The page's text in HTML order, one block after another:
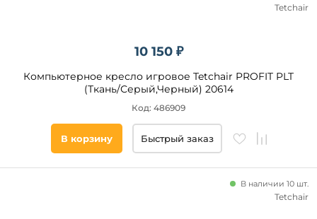
10 150 ₽
Компьютерное кресло игровое Tetchair PROFIT PLT
(Ткань/Серый,Черный) 20614
Код: 486909
Tetchair
В корзину Быстрый заказ
В наличии 10 шт.
Tetchair